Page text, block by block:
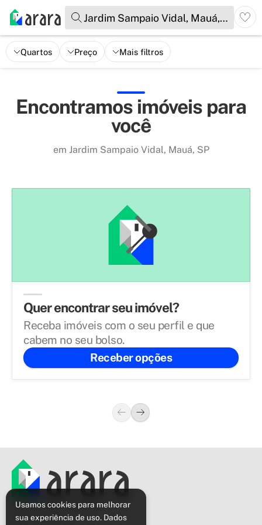
Jardim Sampaio Vidal, Mauá, SP
Quartos Preço Mais filtros
Encontramos imóveis para
você
em Jardim Sampaio Vidal, Mauá, SP
Quer encontrar seu imóvel?
Receba imóveis com o seu perfil e que
cabem no seu bolso.
Receber opções
Política de privacidade
Sobre o Arara
Usamos cookies para melhorar
sua experiência de uso. Dados